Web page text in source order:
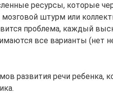
ресурсы, которые
штурм или
проблема, каждый
все варианты (нет
развития речи ребенка,